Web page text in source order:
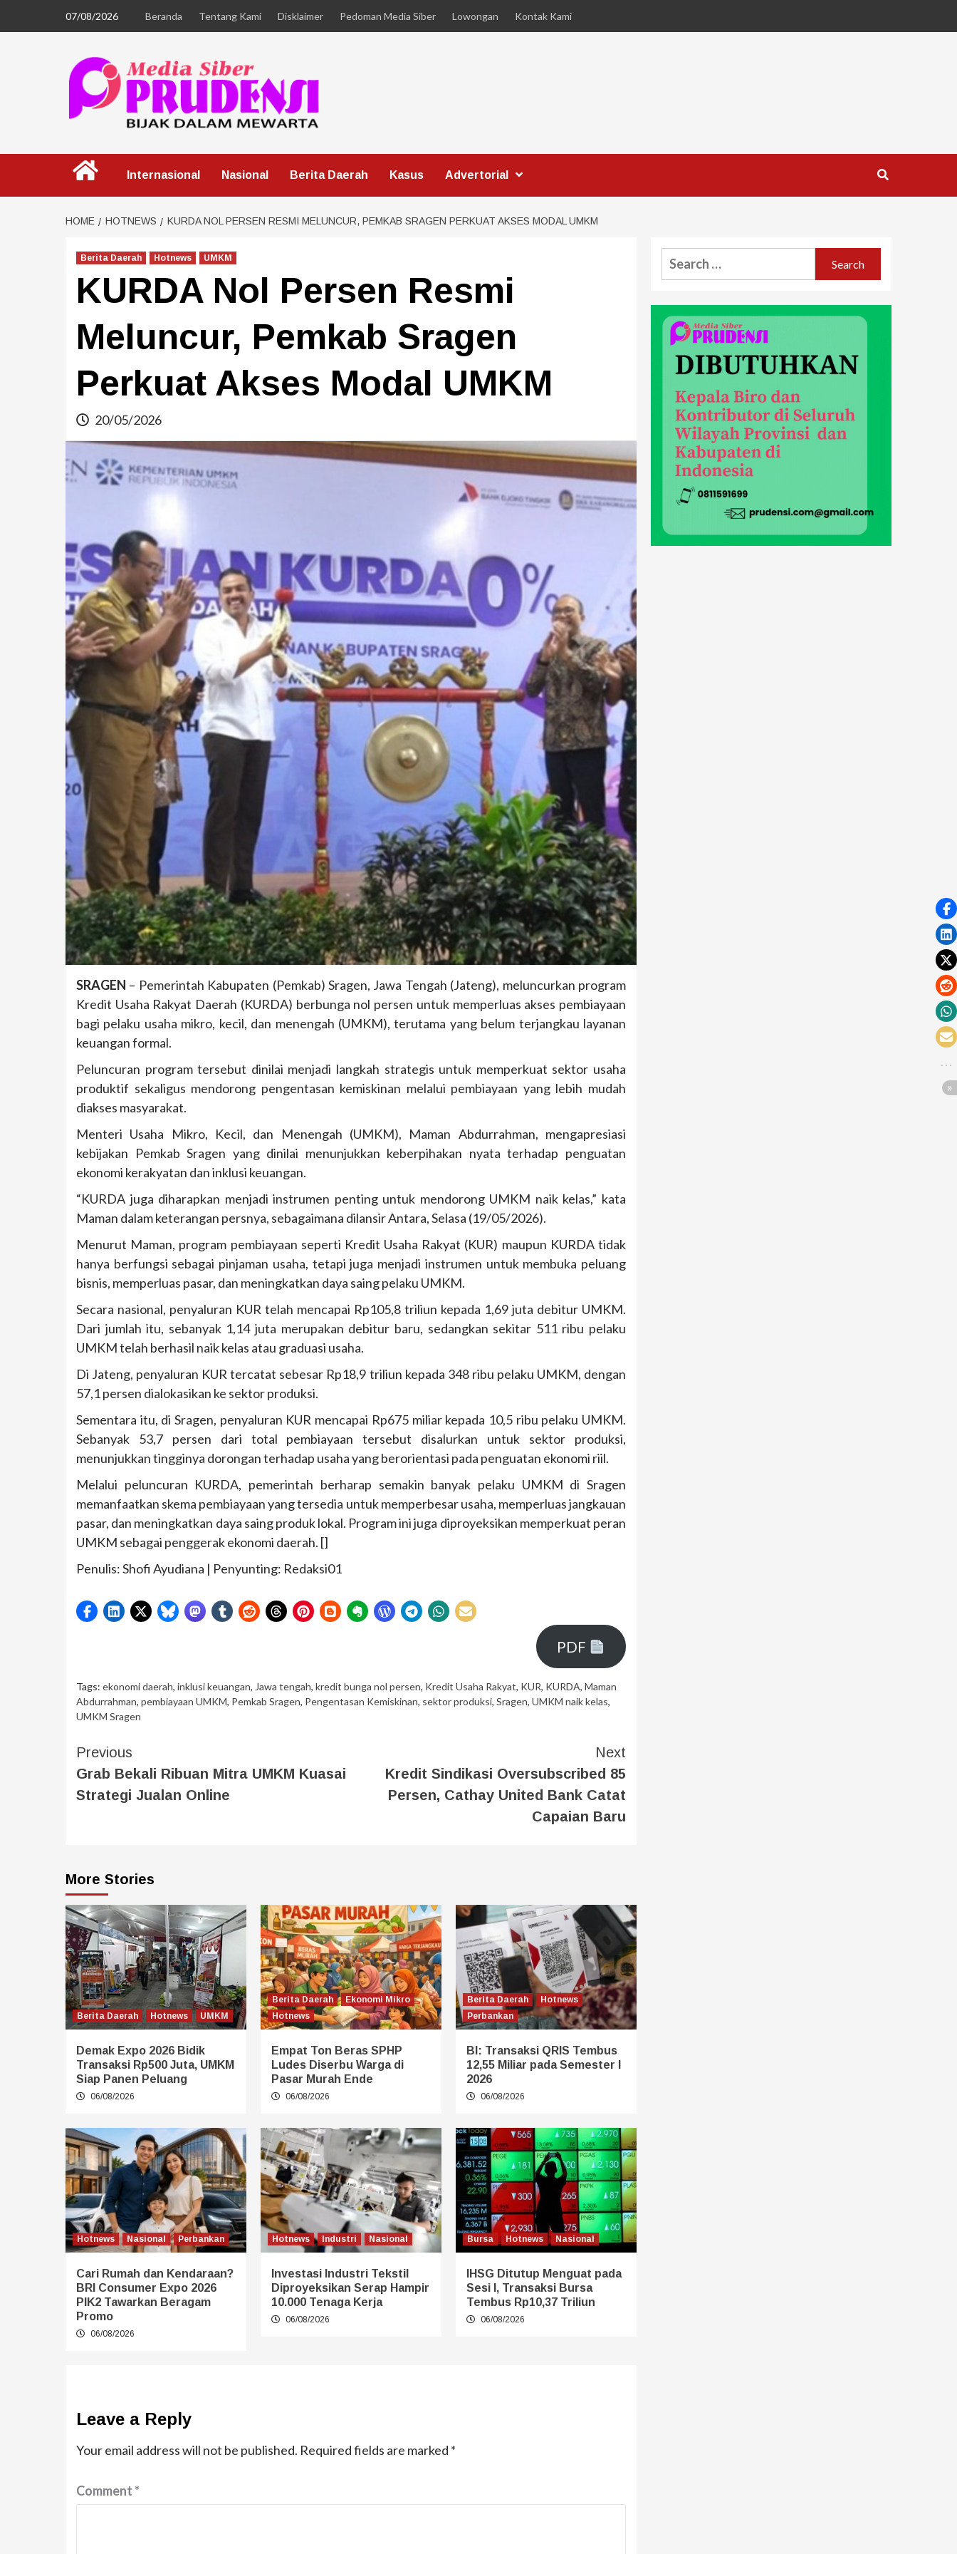
07/08/2026 Beranda Tentang Kami Disklaimer Pedoman Media Siber Lowongan Kontak Kami
Internasional Nasional Berita Daerah Kasus Advertorial
HOME HOTNEWS KURDA NOL PERSEN RESMI MELUNCUR, PEMKAB SRAGEN PERKUAT AKSES MODAL UMKM
Berita Daerah Hotnews UMKM
KURDA Nol Persen Resmi
Meluncur, Pemkab Sragen
Perkuat Akses Modal UMKM
20/05/2026
SRAGEN – Pemerintah Kabupaten (Pemkab) Sragen, Jawa Tengah (Jateng), meluncurkan program
Kredit Usaha Rakyat Daerah (KURDA) berbunga nol persen untuk memperluas akses pembiayaan
bagi pelaku usaha mikro, kecil, dan menengah (UMKM), terutama yang belum terjangkau layanan
keuangan formal.
Peluncuran program tersebut dinilai menjadi langkah strategis untuk memperkuat sektor usaha
produktif sekaligus mendorong pengentasan kemiskinan melalui pembiayaan yang lebih mudah
diakses masyarakat.
Menteri Usaha Mikro, Kecil, dan Menengah (UMKM), Maman Abdurrahman, mengapresiasi
kebijakan Pemkab Sragen yang dinilai menunjukkan keberpihakan nyata terhadap penguatan
ekonomi kerakyatan dan inklusi keuangan.
“KURDA juga diharapkan menjadi instrumen penting untuk mendorong UMKM naik kelas,” kata
Maman dalam keterangan persnya, sebagaimana dilansir Antara, Selasa (19/05/2026).
Menurut Maman, program pembiayaan seperti Kredit Usaha Rakyat (KUR) maupun KURDA tidak
hanya berfungsi sebagai pinjaman usaha, tetapi juga menjadi instrumen untuk membuka peluang
bisnis, memperluas pasar, dan meningkatkan daya saing pelaku UMKM.
Secara nasional, penyaluran KUR telah mencapai Rp105,8 triliun kepada 1,69 juta debitur UMKM.
Dari jumlah itu, sebanyak 1,14 juta merupakan debitur baru, sedangkan sekitar 511 ribu pelaku
UMKM telah berhasil naik kelas atau graduasi usaha.
Di Jateng, penyaluran KUR tercatat sebesar Rp18,9 triliun kepada 348 ribu pelaku UMKM, dengan
57,1 persen dialokasikan ke sektor produksi.
Sementara itu, di Sragen, penyaluran KUR mencapai Rp675 miliar kepada 10,5 ribu pelaku UMKM.
Sebanyak 53,7 persen dari total pembiayaan tersebut disalurkan untuk sektor produksi,
menunjukkan tingginya dorongan terhadap usaha yang berorientasi pada penguatan ekonomi riil.
Melalui peluncuran KURDA, pemerintah berharap semakin banyak pelaku UMKM di Sragen
memanfaatkan skema pembiayaan yang tersedia untuk memperbesar usaha, memperluas jangkauan
pasar, dan meningkatkan daya saing produk lokal. Program ini juga diproyeksikan memperkuat peran
UMKM sebagai penggerak ekonomi daerah. []
Penulis: Shofi Ayudiana | Penyunting: Redaksi01
PDF
Tags: ekonomi daerah, inklusi keuangan, Jawa tengah, kredit bunga nol persen, Kredit Usaha Rakyat, KUR, KURDA, Maman
Abdurrahman, pembiayaan UMKM, Pemkab Sragen, Pengentasan Kemiskinan, sektor produksi, Sragen, UMKM naik kelas,
UMKM Sragen
Previous
Grab Bekali Ribuan Mitra UMKM Kuasai
Strategi Jualan Online
Next
Kredit Sindikasi Oversubscribed 85
Persen, Cathay United Bank Catat
Capaian Baru
More Stories
Berita Daerah Hotnews UMKM
Demak Expo 2026 Bidik
Transaksi Rp500 Juta, UMKM
Siap Panen Peluang
06/08/2026
Berita Daerah
Ekonomi Mikro
Hotnews
Empat Ton Beras SPHP
Ludes Diserbu Warga di
Pasar Murah Ende
06/08/2026
Berita Daerah
Hotnews
Perbankan
BI: Transaksi QRIS Tembus
12,55 Miliar pada Semester I
2026
06/08/2026
Hotnews Nasional Perbankan
Cari Rumah dan Kendaraan?
BRI Consumer Expo 2026
PIK2 Tawarkan Beragam
Promo
06/08/2026
Hotnews Industri Nasional
Investasi Industri Tekstil
Diproyeksikan Serap Hampir
10.000 Tenaga Kerja
06/08/2026
Bursa Hotnews Nasional
IHSG Ditutup Menguat pada
Sesi I, Transaksi Bursa
Tembus Rp10,37 Triliun
06/08/2026
Leave a Reply
Your email address will not be published. Required fields are marked *
Comment*